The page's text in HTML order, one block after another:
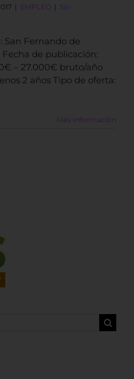
| EMPLEO | Sin
San Fernando de
de publicación:
– 27.000€ bruto/año
2 años Tipo de oferta:
Más información